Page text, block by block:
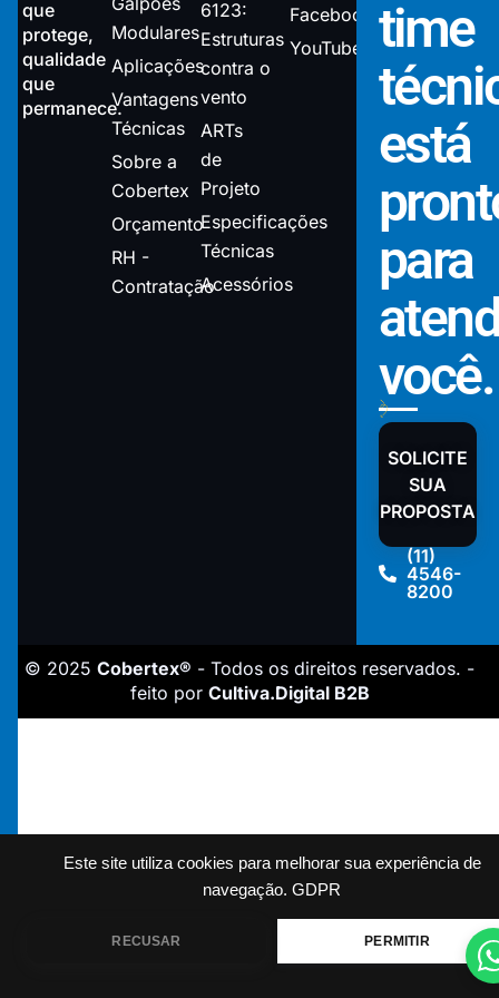
Este site utiliza cookies para melhorar sua experiência de
navegação. GDPR
RECUSAR PERMITIR
que
protege,
qualidade
que
permanece.
Modulares
Aplicações
Vantagens
Técnicas
Sobre a
Cobertex
Orçamento
RH -
Contratação
6123:
Estruturas
contra o
vento
ARTs
de
Projeto
Especificações
Técnicas
Acessórios
Facebook
YouTube
time
está
para
você.
SOLICITE
SUA
PROPOSTA
(11)
4546-
8200
© 2025 Cobertex® - Todos os direitos reservados. -
feito por Cultiva.Digital B2B